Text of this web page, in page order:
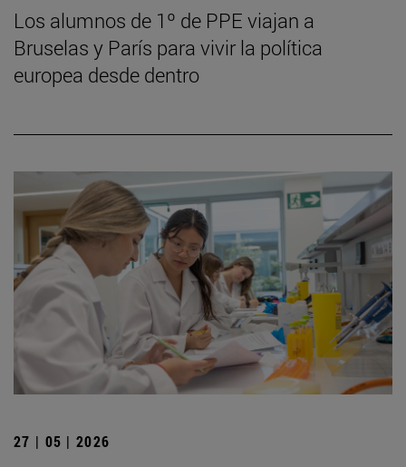
Los alumnos de 1º de PPE viajan a
Bruselas y París para vivir la política
europea desde dentro
27 | 05 | 2026